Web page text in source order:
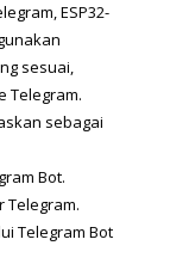
ESP32-
sesuai,
Telegram.
sebagai
Bot.
Telegram.
Telegram Bot